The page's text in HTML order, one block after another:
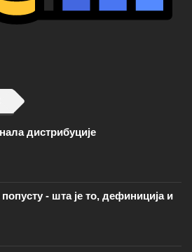
дистрибуције
- шта је то, дефиниција и